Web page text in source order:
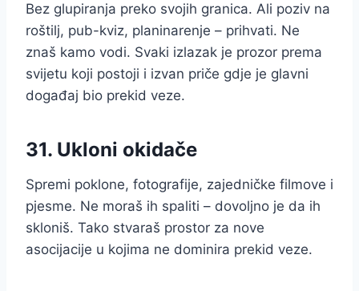
Bez glupiranja preko svojih granica. Ali poziv na
roštilj, pub-kviz, planinarenje – prihvati. Ne
znaš kamo vodi. Svaki izlazak je prozor prema
svijetu koji postoji i izvan priče gdje je glavni
događaj bio prekid veze.
31. Ukloni okidače
Spremi poklone, fotografije, zajedničke filmove i
pjesme. Ne moraš ih spaliti – dovoljno je da ih
skloniš. Tako stvaraš prostor za nove
asocijacije u kojima ne dominira prekid veze.